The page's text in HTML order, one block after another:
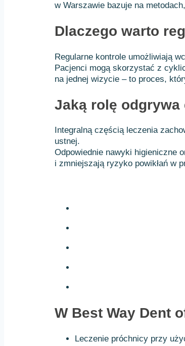
w Warszawie bazuje na
Dlaczego warto
Regularne kontrole umożliwiają
Pacjenci mogą skorzystać z
na jednej wizycie – to proces,
Jaką rolę
Integralną częścią leczenia
ustnej.
Odpowiednie nawyki higieniczne
i zmniejszają ryzyko powikłań w
W Best Way Dent
Leczenie próchnicy przy